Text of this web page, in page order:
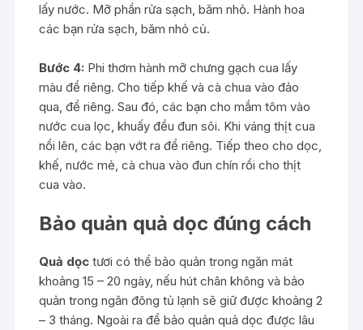
lấy nước. Mỡ phần rửa sạch, băm nhỏ. Hành hoa
các bạn rửa sạch, băm nhỏ củ.
Bước 4: Phi thơm hành mỡ chưng gạch cua lấy
màu để riêng. Cho tiếp khế và cà chua vào đảo
qua, để riêng. Sau đó, các bạn cho mắm tôm vào
nước cua lọc, khuấy đều đun sôi. Khi váng thịt cua
nổi lên, các bạn vớt ra để riêng. Tiếp theo cho dọc,
khế, nước mẻ, cà chua vào đun chín rồi cho thịt
cua vào.
Bảo quản quả dọc đúng cách
Quả dọc tươi có thể bảo quản trong ngăn mát
khoảng 15 – 20 ngày, nếu hút chân không và bảo
quản trong ngăn đông tủ lạnh sẽ giữ được khoảng 2
– 3 tháng. Ngoài ra để bảo quản quả dọc được lâu